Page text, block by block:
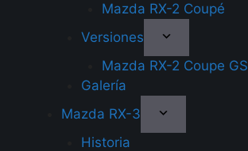
Mazda RX-2 Coupé
Versiones
Mazda RX-2 Coupe GS
Galería
Mazda RX-3
Historia